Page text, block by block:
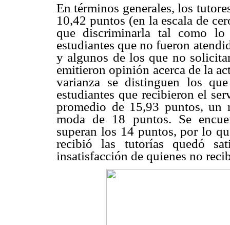
En términos generales, los
10,42 puntos (en la escala de
que discriminarla tal como
estudiantes que no fueron
y algunos de los que no
emitieron opinión acerca de la
varianza se distinguen los
estudiantes que recibieron el
promedio de 15,93 puntos,
moda de 18 puntos. Se
superan los 14 puntos, por lo
recibió las tutorías quedó
insatisfacción de quienes no